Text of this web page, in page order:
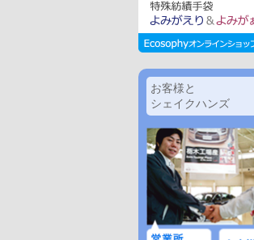
お客様と
シェイクハンズ